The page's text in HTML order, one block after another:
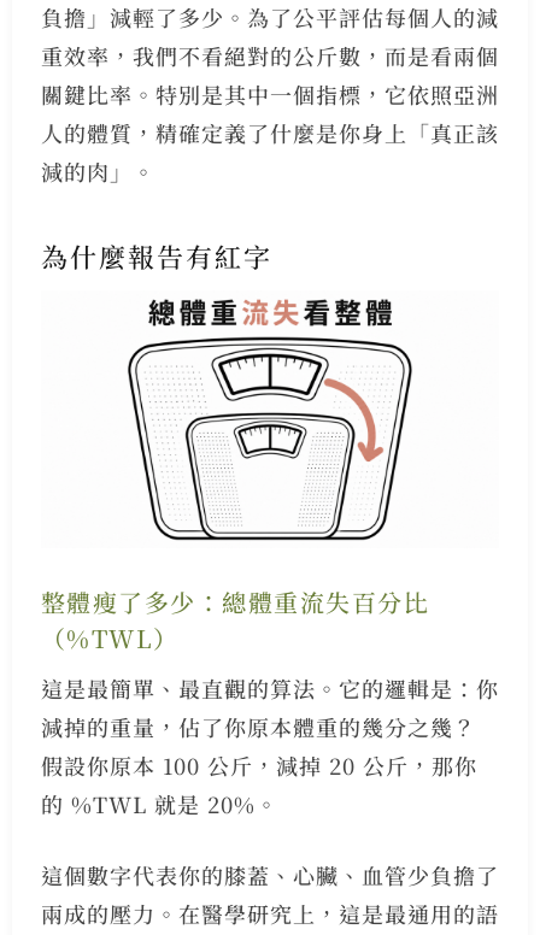
負擔」減輕了多少。為了公平評估每個人的減
重效率，我們不看絕對的公斤數，而是看兩個
關鍵比率。特別是其中一個指標，它依照亞洲
人的體質，精確定義了什麼是你身上「真正該
減的肉」。
為什麼報告有紅字
整體瘦了多少：總體重流失百分比
（%TWL）
這是最簡單、最直觀的算法。它的邏輯是：你
減掉的重量，佔了你原本體重的幾分之幾？
假設你原本 100 公斤，減掉 20 公斤，那你
的 %TWL 就是 20%。
這個數字代表你的膝蓋、心臟、血管少負擔了
兩成的壓力。在醫學研究上，這是最通用的語